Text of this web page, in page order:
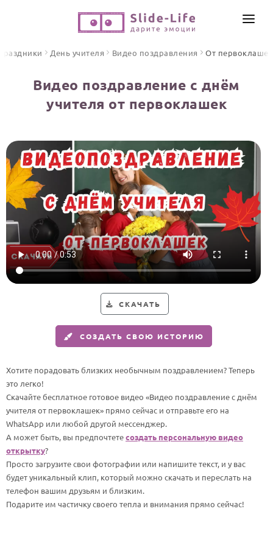
ПО ФОРМАТУ
Песни поздравления
Открытки
Стихи и тексты
ПРАЗДНИКИ
С Днем рождения
Юбилей
Свадьба
Годовщина свадьбы
Календарь праздников
Мужчине
Маме
Папе
Детям
Все родственники
ПЕРСОНАЛЬНЫЕ
Пожелания
ИНСТРУМЕНТЫ
ЦЕНЫ
ОТЗЫВЫ
День учителя Видео поздравления От первоклашек
Видео поздравление с днём
учителя от первоклашек
СКАЧАТЬ
СОЗДАТЬ СВОЮ ИСТОРИЮ
Хотите порадовать близких необычным поздравлением? Теперь
это легко!
Скачайте бесплатное готовое видео «Видео поздравление с днём
учителя от первоклашек» прямо сейчас и отправьте его на
WhatsApp или любой другой мессенджер.
А может быть, вы предпочтетесоздать персональную видео
открытку?
Просто загрузите свои фотографии или напишите текст, и у вас
будет уникальный клип, который можно скачать и переслать на
телефон вашим друзьям и близким.
Подарите им частичку своего тепла и внимания прямо сейчас!